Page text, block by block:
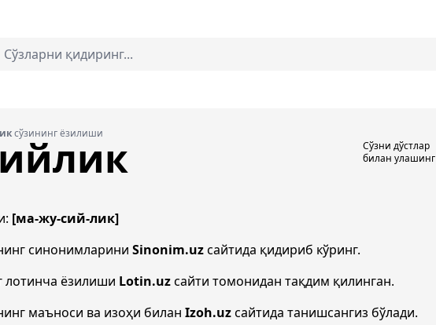
сўзининг ёзилиши
Сўзни дўстлар
билан улашинг
[ма-жу-сий-лик]
синонимларини Sinonim.uzсайтида қидириб кўринг.
лотинча ёзилиши Lotin.uzсайти томонидан тақдим қилинган.
маъноси ва изоҳи билан Izoh.uzсайтида танишсангиз бўлади.